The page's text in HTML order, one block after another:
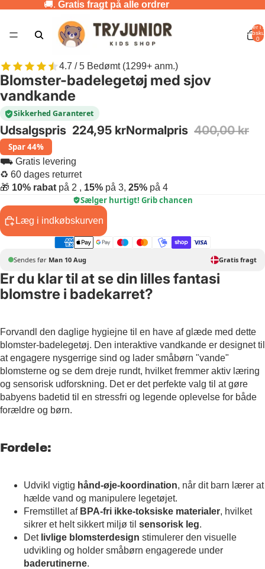
🚚. Gratis fragt på alle ordrer
Varer i
0
4.7 / 5 Bedømt (1299+ anm.)
Blomster-badelegetøj med sjov
vandkande
Sikkerhed Garanteret
Udsalgspris 224,95 krNormalpris 400,00 kr
Spar 44%
⛟ Gratis levering
♻ 60 dages returret
🎁 10% rabat på 2 , 15% på 3, 25% på 4
Sælger hurtigt! Grib chancen
Læg i indkøbskurven
Sendes før Man 10 Aug Gratis fragt
Er du klar til at se din lilles fantasi
blomstre i badekarret?
Forvandl den daglige hygiejne til en have af glæde med dette
blomster-badelegetøj. Den interaktive vandkande er designet til
at engagere nysgerrige sind og lader småbørn "vande"
blomsterne og se dem dreje rundt, hvilket fremmer aktiv læring
og sensorisk udforskning. Det er det perfekte valg til at gøre
babyens badetid til en stressfri og legende oplevelse for både
forældre og børn.
Fordele:
Udvikl vigtig hånd-øje-koordination, når dit barn lærer at
hælde vand og manipulere legetøjet.
Fremstillet af BPA-fri ikke-toksiske materialer, hvilket
sikrer et helt sikkert miljø til sensorisk leg.
Det livlige blomsterdesign stimulerer den visuelle
udvikling og holder småbørn engagerede under
baderutinerne.